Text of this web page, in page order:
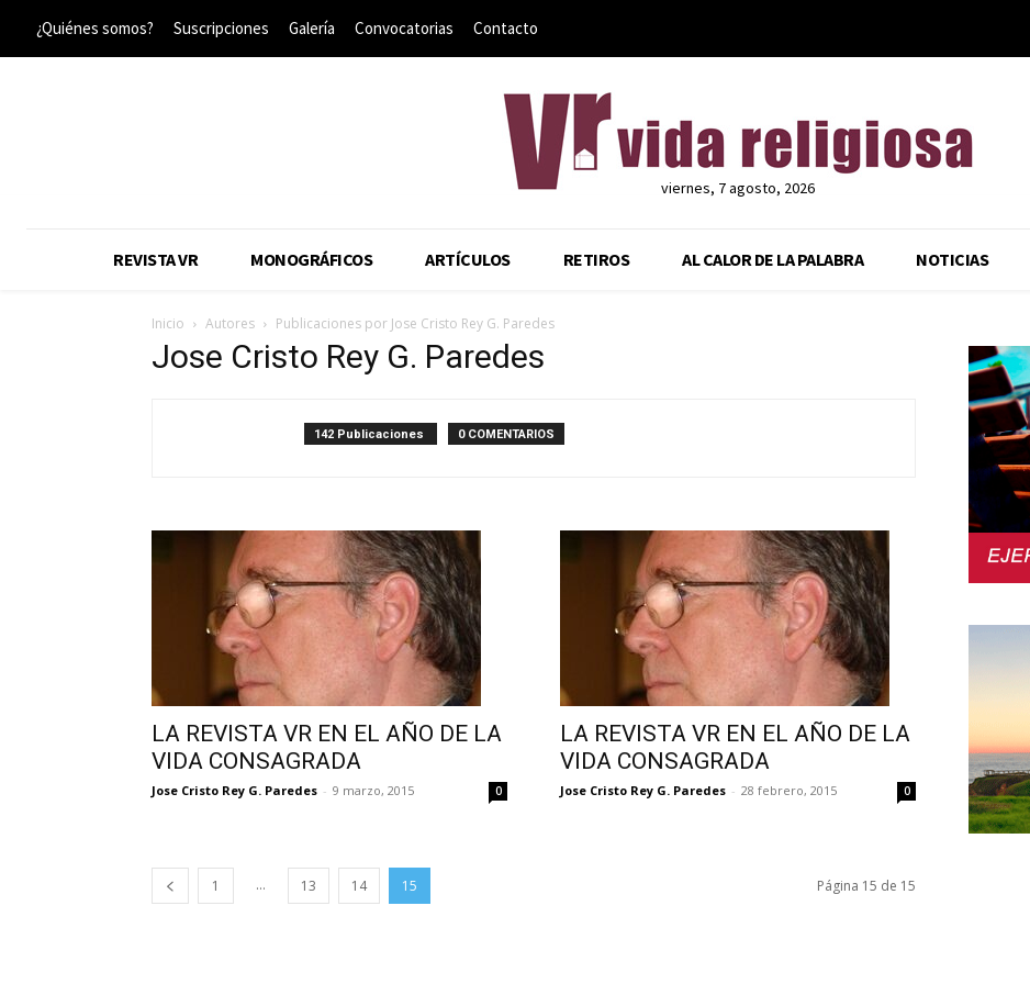
¿Quiénes somos? Suscripciones Galería Convocatorias Contacto
viernes, 7 agosto, 2026
REVISTA VR MONOGRÁFICOS ARTÍCULOS RETIROS AL CALOR DE LA PALABRA NOTICIAS
Inicio Autores Publicaciones por Jose Cristo Rey G. Paredes
Jose Cristo Rey G. Paredes
142 Publicaciones 0 COMENTARIOS
LA REVISTA VR EN EL AÑO DE LA
VIDA CONSAGRADA
Jose Cristo Rey G. Paredes - 9 marzo, 2015 0
LA REVISTA VR EN EL AÑO DE LA
VIDA CONSAGRADA
Jose Cristo Rey G. Paredes - 28 febrero, 2015 0
1 ... 13 14 15 Página 15 de 15